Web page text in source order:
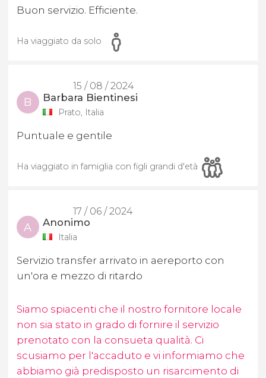
Buon servizio. Efficiente.
Ha viaggiato da solo
15 / 08 / 2024
B Barbara Bientinesi
Prato, Italia
Puntuale e gentile
Ha viaggiato in famiglia con figli grandi d'età
17 / 06 / 2024
A Anonimo
Italia
Servizio transfer arrivato in aereporto con
un'ora e mezzo di ritardo
Siamo spiacenti che il nostro fornitore locale
non sia stato in grado di fornire il servizio
prenotato con la consueta qualità. Ci
scusiamo per l'accaduto e vi informiamo che
abbiamo già predisposto un risarcimento di